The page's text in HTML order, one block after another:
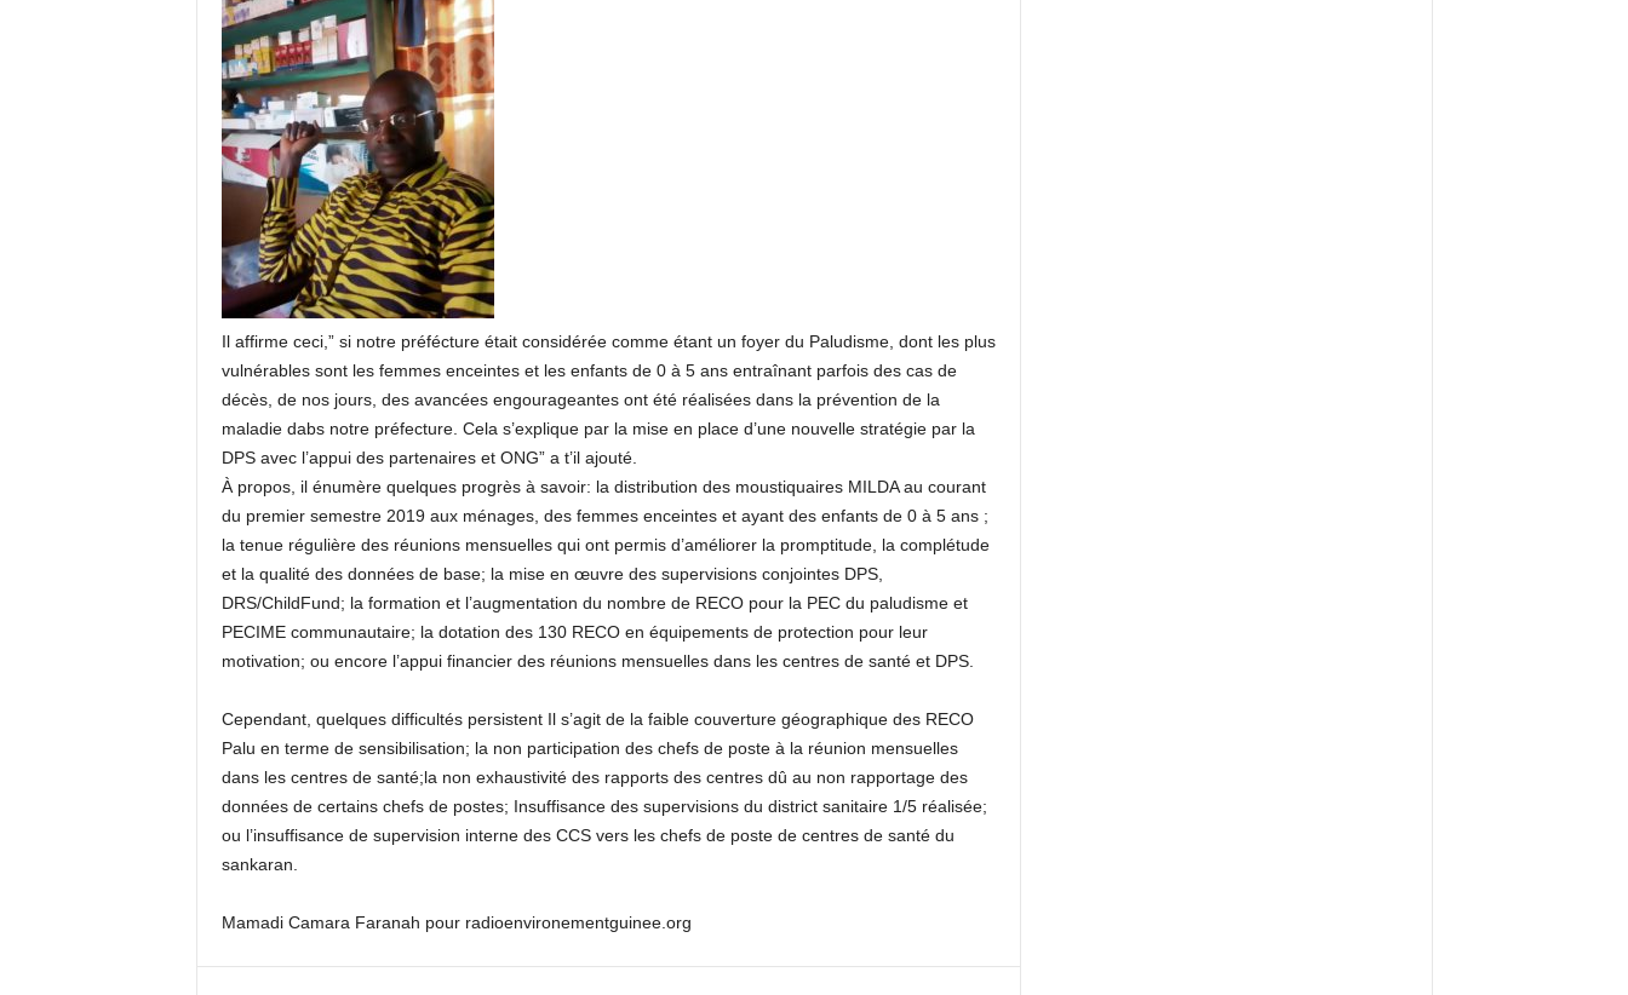
Il affirme ceci,” si notre préfécture était considérée comme étant un foyer du Paludisme, dont les plus
vulnérables sont les femmes enceintes et les enfants de 0 à 5 ans entraînant parfois des cas de
décès, de nos jours, des avancées engourageantes ont été réalisées dans la prévention de la
maladie dabs notre préfecture. Cela s’explique par la mise en place d’une nouvelle stratégie par la
DPS avec l’appui des partenaires et ONG” a t’il ajouté.
À propos, il énumère quelques progrès à savoir: la distribution des moustiquaires MILDA au courant
du premier semestre 2019 aux ménages, des femmes enceintes et ayant des enfants de 0 à 5 ans ;
la tenue régulière des réunions mensuelles qui ont permis d’améliorer la promptitude, la complétude
et la qualité des données de base; la mise en œuvre des supervisions conjointes DPS,
DRS/ChildFund; la formation et l’augmentation du nombre de RECO pour la PEC du paludisme et
PECIME communautaire; la dotation des 130 RECO en équipements de protection pour leur
motivation; ou encore l’appui financier des réunions mensuelles dans les centres de santé et DPS.
Cependant, quelques difficultés persistent Il s’agit de la faible couverture géographique des RECO
Palu en terme de sensibilisation; la non participation des chefs de poste à la réunion mensuelles
dans les centres de santé;la non exhaustivité des rapports des centres dû au non rapportage des
données de certains chefs de postes; Insuffisance des supervisions du district sanitaire 1/5 réalisée;
ou l’insuffisance de supervision interne des CCS vers les chefs de poste de centres de santé du
sankaran.
Mamadi Camara Faranah pour radioenvironementguinee.org